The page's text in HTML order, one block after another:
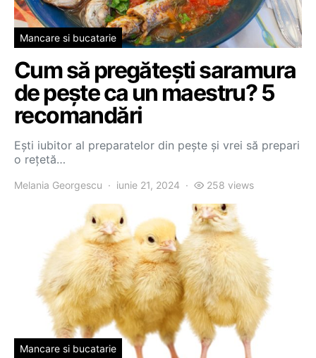
Mancare si bucatarie
Cum să pregătești saramura
de pește ca un maestru? 5
recomandări
Ești iubitor al preparatelor din pește și vrei să prepari
o rețetă…
Melania Georgescu iunie 21, 2024 258 views
Mancare si bucatarie